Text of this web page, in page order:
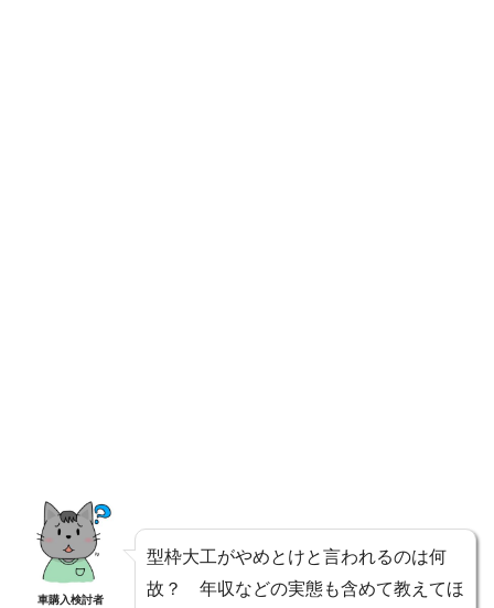
車購入検討者
型枠大工がやめとけと言われるのは何
故？ 年収などの実態も含めて教えてほ